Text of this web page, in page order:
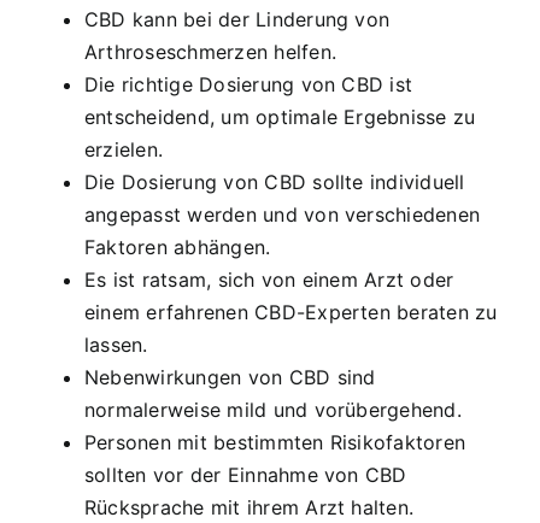
CBD kann bei der Linderung von
Arthroseschmerzen helfen.
Die richtige Dosierung von CBD ist
entscheidend, um optimale Ergebnisse zu
erzielen.
Die Dosierung von CBD sollte individuell
angepasst werden und von verschiedenen
Faktoren abhängen.
Es ist ratsam, sich von einem Arzt oder
einem erfahrenen CBD-Experten beraten zu
lassen.
Nebenwirkungen von CBD sind
normalerweise mild und vorübergehend.
Personen mit bestimmten Risikofaktoren
sollten vor der Einnahme von CBD
Rücksprache mit ihrem Arzt halten.